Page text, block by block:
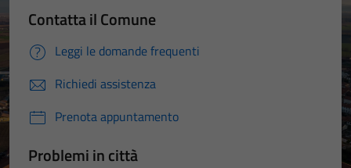
Contatta il Comune
Leggi le domande frequenti
Richiedi assistenza
Prenota appuntamento
Problemi in città